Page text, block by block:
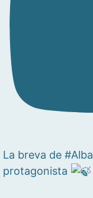
La breva de
protagonista